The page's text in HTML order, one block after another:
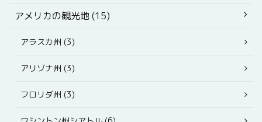
アメリカの観光地 (15)
アラスカ州 (3)
アリゾナ州 (3)
フロリダ州 (3)